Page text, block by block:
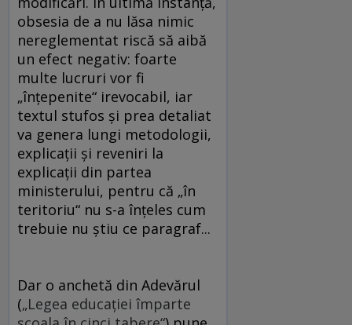
obsesia de a nu lăsa nimic
nereglementat riscă să aibă
un efect negativ: foarte
multe lucruri vor fi
„înţepenite“ irevocabil, iar
textul stufos şi prea detaliat
va genera lungi metodologii,
explicaţii şi reveniri la
explicaţii din partea
ministerului, pentru că „în
teritoriu“ nu s-a înţeles cum
trebuie nu ştiu ce paragraf...
Dar o anchetă din Adevărul
(„Legea educaţiei împarte